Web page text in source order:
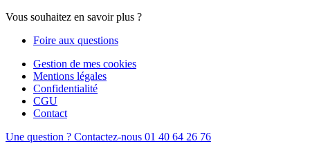
Vous souhaitez en savoir plus ?
Foire aux questions
Gestion de mes cookies
Mentions légales
Confidentialité
CGU
Contact
Une question ? Contactez-nous 01 40 64 26 76